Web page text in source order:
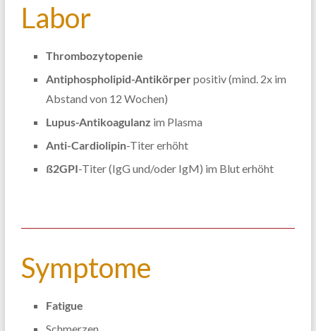
Labor
Thrombozytopenie
Antiphospholipid-Antikörperpositiv (mind. 2x im
Abstand von 12 Wochen)
Lupus-Antikoagulanz im Plasma
Anti-Cardiolipin-Titer erhöht
ß2GPI-Titer (IgG und/oder IgM) im Blut erhöht
Symptome
Fatigue